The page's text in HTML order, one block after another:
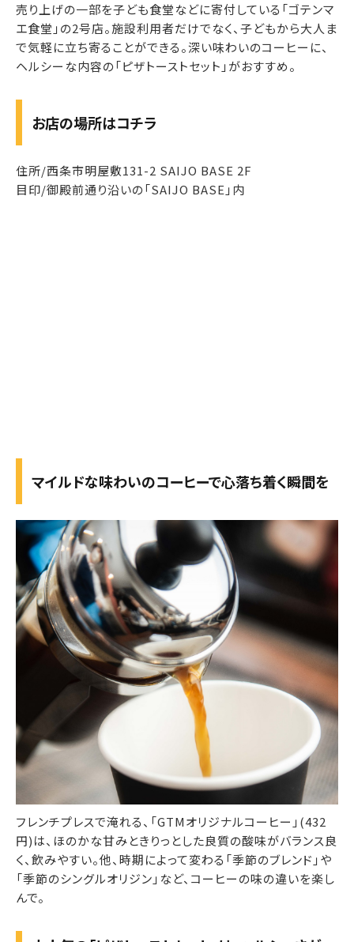
売り上げの一部を子ども食堂などに寄付している「ゴテンマ
エ食堂」の2号店。施設利用者だけでなく、子どもから大人ま
で気軽に立ち寄ることができる。深い味わいのコーヒーに、
ヘルシーな内容の「ピザトーストセット」がおすすめ。
お店の場所はコチラ
住所/西条市明屋敷131-2 SAIJO BASE 2F
目印/御殿前通り沿いの「SAIJO BASE」内
マイルドな味わいのコーヒーで心落ち着く瞬間を
フレンチプレスで淹れる、「GTMオリジナルコーヒー」(432
円)は、ほのかな甘みときりっとした良質の酸味がバランス良
く、飲みやすい。他、時期によって変わる「季節のブレンド」や
「季節のシングルオリジン」など、コーヒーの味の違いを楽し
んで。